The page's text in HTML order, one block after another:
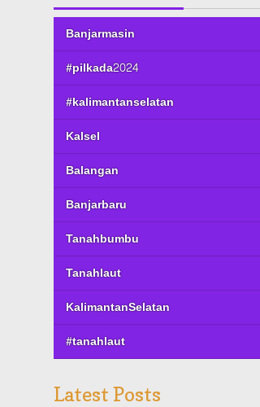
Banjarmasin
#pilkada2024
#kalimantanselatan
Kalsel
Balangan
Banjarbaru
Tanahbumbu
Tanahlaut
KalimantanSelatan
#tanahlaut
Latest Posts